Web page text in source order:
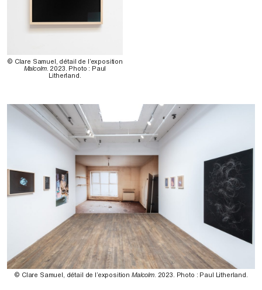
© Clare Samuel, détail de l’exposition
Malcolm. 2023. Photo : Paul
Litherland.
© Clare Samuel, détail de l’exposition Malcolm. 2023. Photo : Paul Litherland.